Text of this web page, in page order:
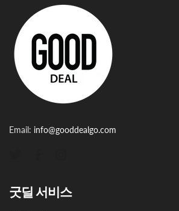
Email: info@gooddealgo.com
굿딜 서비스